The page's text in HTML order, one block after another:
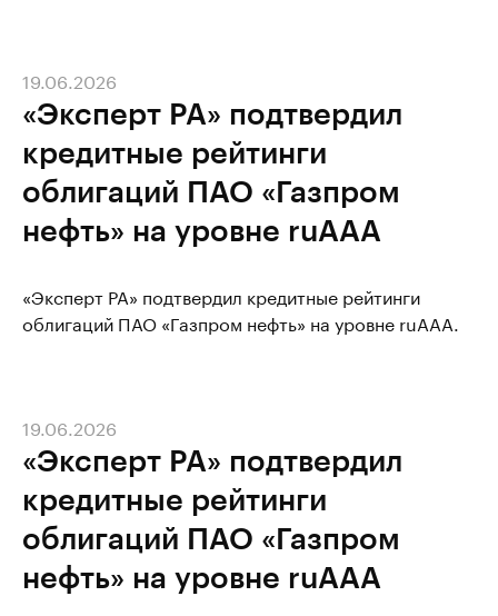
«Эксперт РА» подтвердил
кредитные рейтинги
облигаций ПАО «Газпром
нефть» на уровне ruAAA
19.06.2026
«Эксперт РА» подтвердил кредитные рейтинги
облигаций ПАО «Газпром нефть» на уровне ruAAA.
«Эксперт РА» подтвердил
кредитные рейтинги
облигаций ПАО «Газпром
нефть» на уровне ruAAA
19.06.2026